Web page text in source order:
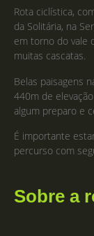
Rota ciclística,
da Solitária, na
em torno do vale
muitas cascatas.
Belas paisagens
440m de
algum preparo e
É importante
percurso com
Sobre a